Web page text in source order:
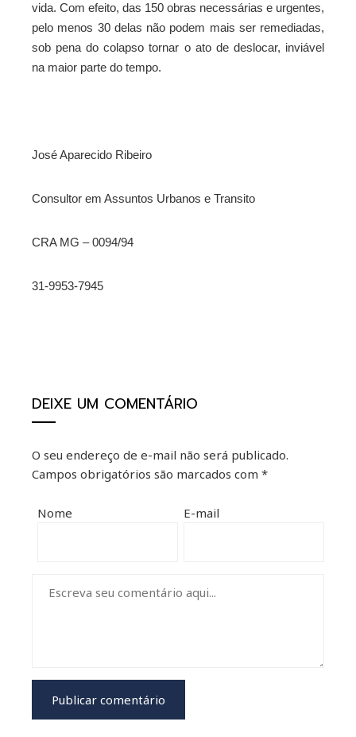
vida. Com efeito, das 150 obras necessárias e urgentes,
pelo menos 30 delas não podem mais ser remediadas,
sob pena do colapso tornar o ato de deslocar, inviável
na maior parte do tempo.
José Aparecido Ribeiro
Consultor em Assuntos Urbanos e Transito
CRA MG – 0094/94
31-9953-7945
DEIXE UM COMENTÁRIO
O seu endereço de e-mail não será publicado.
Campos obrigatórios são marcados com *
Nome E-mail